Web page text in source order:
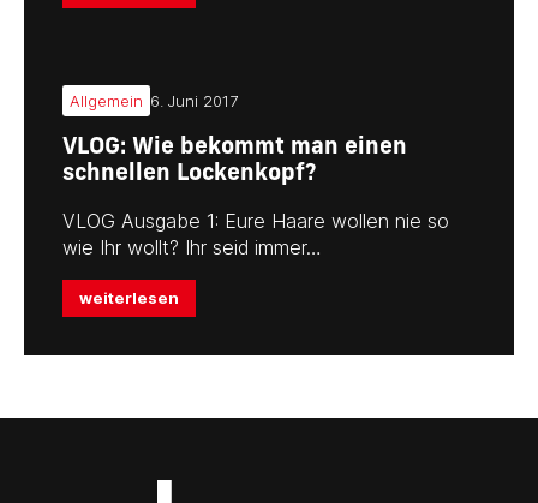
Allgemein 6. Juni 2017
VLOG: Wie bekommt man einen
schnellen Lockenkopf?
VLOG Ausgabe 1: Eure Haare wollen nie so
wie Ihr wollt? Ihr seid immer…
weiterlesen